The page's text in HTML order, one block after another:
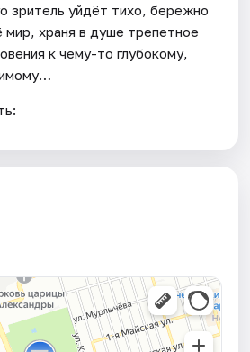
зритель уйдёт тихо, бережно
мир, храня в душе трепетное
к чему-то глубокому,